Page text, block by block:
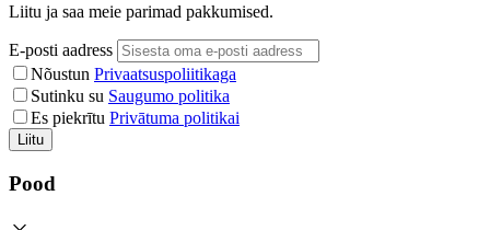
Liitu ja saa meie parimad pakkumised.
E-posti aadress
Nõustun Privaatsuspoliitikaga
Sutinku su Saugumo politika
Es piekrītu Privātuma politikai
Liitu
Pood